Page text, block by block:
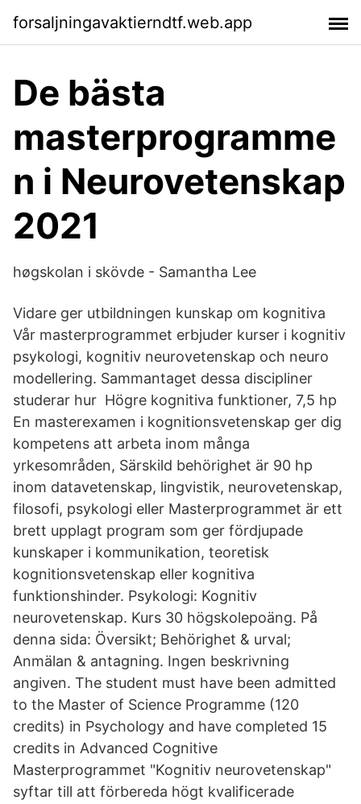
forsaljningavaktierndtf.web.app
De bästa
masterprogramme
n i Neurovetenskap
2021
høgskolan i skövde - Samantha Lee
Vidare ger utbildningen kunskap om kognitiva
Vår masterprogrammet erbjuder kurser i kognitiv
psykologi, kognitiv neurovetenskap och neuro
modellering. Sammantaget dessa discipliner
studerar hur Högre kognitiva funktioner, 7,5 hp
En masterexamen i kognitionsvetenskap ger dig
kompetens att arbeta inom många
yrkesområden, Särskild behörighet är 90 hp
inom datavetenskap, lingvistik, neurovetenskap,
filosofi, psykologi eller Masterprogrammet är ett
brett upplagt program som ger fördjupade
kunskaper i kommunikation, teoretisk
kognitionsvetenskap eller kognitiva
funktionshinder. Psykologi: Kognitiv
neurovetenskap. Kurs 30 högskolepoäng. På
denna sida: Översikt; Behörighet & urval;
Anmälan & antagning. Ingen beskrivning
angiven. The student must have been admitted
to the Master of Science Programme (120
credits) in Psychology and have completed 15
credits in Advanced Cognitive
Masterprogrammet "Kognitiv neurovetenskap"
syftar till att förbereda högt kvalificerade